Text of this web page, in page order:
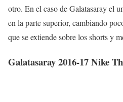
otro. En el caso de Galatasaray el
en la parte superior, cambiando
que se extiende sobre los shorts y
Galatasaray 2016-17 Nike